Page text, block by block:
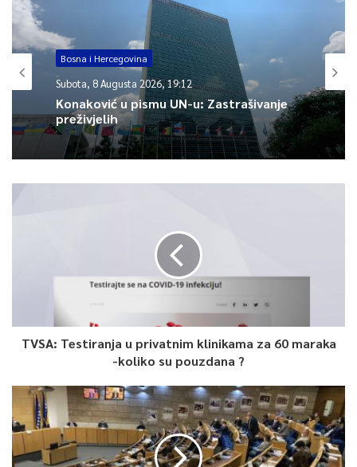
Istakao je da je trenutno 37 pacijenata hospitalizirano od
kojih je dvoje na respiratoru.
– Već nekoliko dana u FBiH nemamo novih smrtnih slučajeva i
epidemiološka situacija je u skladu s očekivanjima našeg plana
odgovora na krizu – naveo je Pehar.
0
Bosna i Hercegovina
Subota, 8 Augusta 2026, 19:12
Konaković u pismu UN-u: Zastrašivanje
preživjelih
TVSA: Testiranja u privatnim klinikama za 60 maraka
-koliko su pouzdana ?